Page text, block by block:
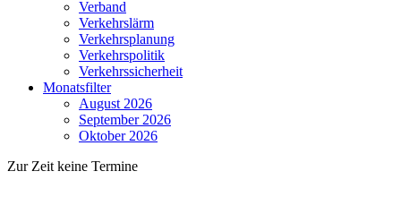
Verband
Verkehrslärm
Verkehrsplanung
Verkehrspolitik
Verkehrssicherheit
Monatsfilter
August 2026
September 2026
Oktober 2026
Zur Zeit keine Termine